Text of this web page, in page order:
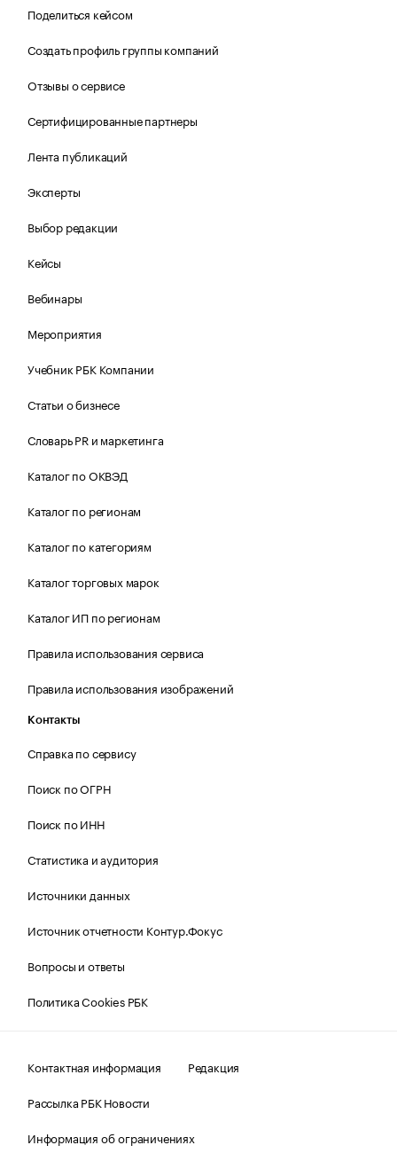
Поделиться кейсом
Создать профиль группы компаний
Отзывы о сервисе
Сертифицированные партнеры
Лента публикаций
Эксперты
Выбор редакции
Кейсы
Вебинары
Мероприятия
Учебник РБК Компании
Статьи о бизнесе
Словарь PR и маркетинга
Каталог по ОКВЭД
Каталог по регионам
Каталог по категориям
Каталог торговых марок
Каталог ИП по регионам
Правила использования сервиса
Правила использования изображений
Контакты
Справка по сервису
Поиск по ОГРН
Поиск по ИНН
Статистика и аудитория
Источники данных
Источник отчетности Контур.Фокус
Вопросы и ответы
Политика Cookies РБК
Контактная информация
Редакция
Рассылка РБК Новости
Информация об ограничениях